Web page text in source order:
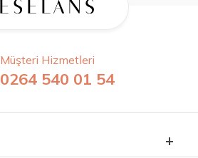
Müşteri Hizmetleri
0264 540 01 54